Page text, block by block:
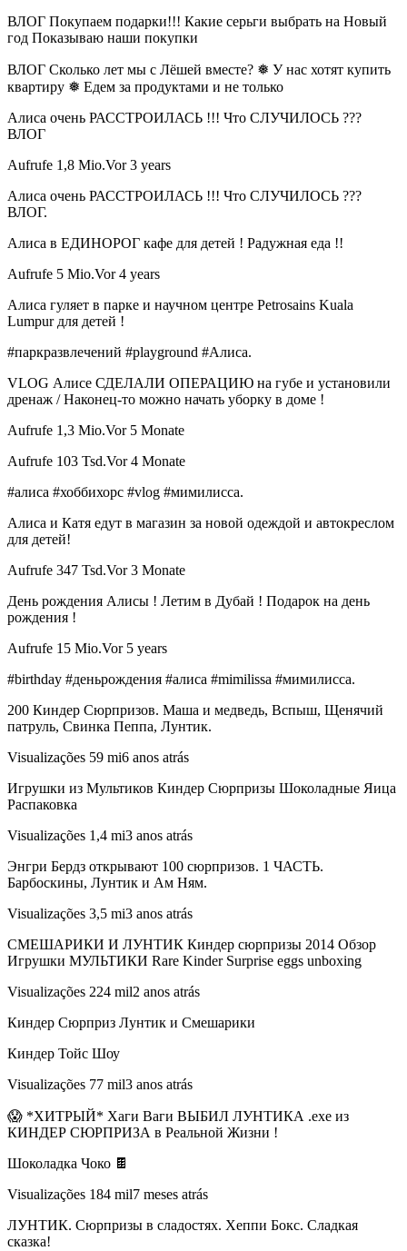
ВЛОГ Покупаем подарки!!! Какие серьги выбрать на Новый
год Показываю наши покупки
ВЛОГ Сколько лет мы с Лёшей вместе? ❅ У нас хотят купить
квартиру ❅ Едем за продуктами и не только
Алиса очень РАССТРОИЛАСЬ !!! Что СЛУЧИЛОСЬ ???
ВЛОГ
Aufrufe 1,8 Mio.Vor 3 years
Алиса очень РАССТРОИЛАСЬ !!! Что СЛУЧИЛОСЬ ???
ВЛОГ.
Алиса в ЕДИНОРОГ кафе для детей ! Радужная еда !!
Aufrufe 5 Mio.Vor 4 years
Алиса гуляет в парке и научном центре Petrosains Kuala
Lumpur для детей !
#паркразвлечений #playground #Алиса.
VLOG Алисе СДЕЛАЛИ ОПЕРАЦИЮ на губе и установили
дренаж / Наконец-то можно начать уборку в доме !
Aufrufe 1,3 Mio.Vor 5 Monate
Aufrufe 103 Tsd.Vor 4 Monate
#алиса #хоббихорс #vlog #мимилисса.
Алиса и Катя едут в магазин за новой одеждой и автокреслом
для детей!
Aufrufe 347 Tsd.Vor 3 Monate
День рождения Алисы ! Летим в Дубай ! Подарок на день
рождения !
Aufrufe 15 Mio.Vor 5 years
#birthday #деньрождения #алиса #mimilissa #мимилисса.
200 Киндер Сюрпризов. Маша и медведь, Вспыш, Щенячий
патруль, Свинка Пеппа, Лунтик.
Visualizações 59 mi6 anos atrás
Игрушки из Мультиков Киндер Сюрпризы Шоколадные Яица
Распаковка
Visualizações 1,4 mi3 anos atrás
Энгри Бердз открывают 100 сюрпризов. 1 ЧАСТЬ.
Барбоскины, Лунтик и Ам Ням.
Visualizações 3,5 mi3 anos atrás
СМЕШАРИКИ И ЛУНТИК Киндер сюрпризы 2014 Обзор
Игрушки МУЛЬТИКИ Rare Kinder Surprise eggs unboxing
Visualizações 224 mil2 anos atrás
Киндер Сюрприз Лунтик и Смешарики
Киндер Тойс Шоу
Visualizações 77 mil3 anos atrás
😱 *ХИТРЫЙ* Хаги Ваги ВЫБИЛ ЛУНТИКА .ехе из
КИНДЕР СЮРПРИЗА в Реальной Жизни !
Шоколадка Чоко 🍫
Visualizações 184 mil7 meses atrás
ЛУНТИК. Сюрпризы в сладостях. Хеппи Бокс. Сладкая
сказка!